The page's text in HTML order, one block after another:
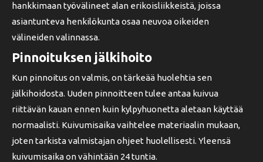
hankkimaan työvälineet alan erikoisliikkeistä, joissa
asiantunteva henkilökunta osaa neuvoa oikeiden
välineiden valinnassa.
Pinnoituksen jälkihoito
Kun pinnoitus on valmis, on tärkeää huolehtia sen
jälkihoidosta. Uuden pinnoitteen tulee antaa kuivua
riittävän kauan ennen kuin kylpyhuonetta aletaan käyttää
normaalisti. Kuivumisaika vaihtelee materiaalin mukaan,
joten tarkista valmistajan ohjeet huolellisesti. Yleensä
kuivumisaika on vähintään 24 tuntia.